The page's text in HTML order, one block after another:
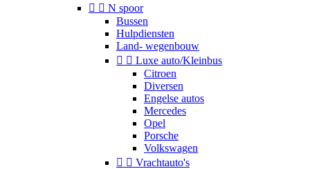
  N spoor
Bussen
Hulpdiensten
Land- wegenbouw
  Luxe auto/Kleinbus
Citroen
Diversen
Engelse autos
Mercedes
Opel
Porsche
Volkswagen
  Vrachtauto's